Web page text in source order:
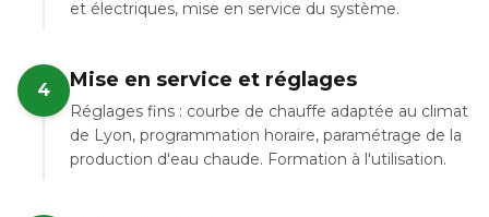
et électriques, mise en service du système.
4 Mise en service et réglages
Réglages fins : courbe de chauffe adaptée au climat
de Lyon, programmation horaire, paramétrage de la
production d'eau chaude. Formation à l'utilisation.